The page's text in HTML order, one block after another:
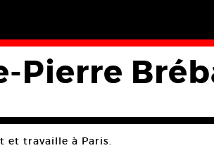
Pierre
et travaille à Paris.